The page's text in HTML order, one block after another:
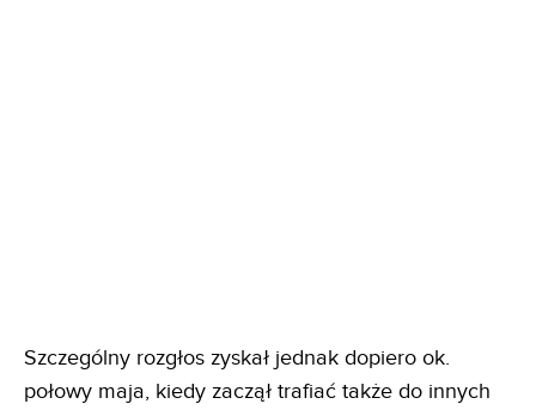
Szczególny rozgłos zyskał jednak dopiero ok.
połowy maja, kiedy zaczął trafiać także do innych